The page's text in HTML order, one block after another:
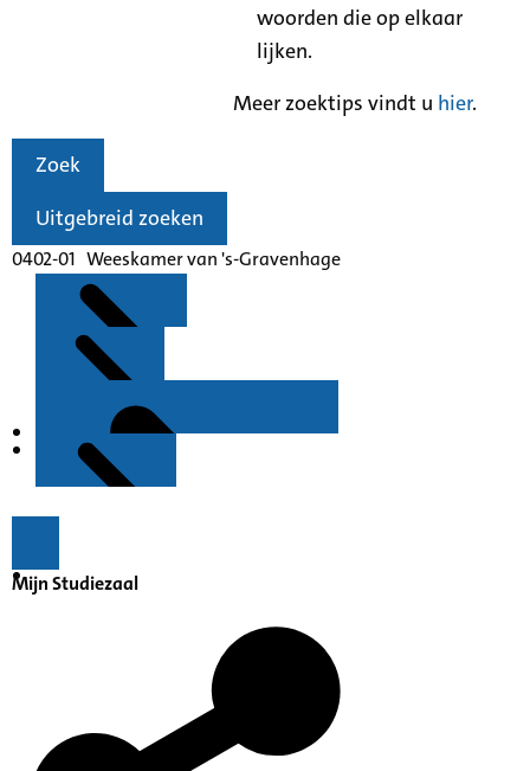
woorden die op elkaar
lijken.
Meer zoektips vindt u hier.
Zoek
Uitgebreid zoeken
0402-01 Weeskamer van 's-Gravenhage
Kenmerken
Inleiding
Inventaris
Mijn Studiezaal